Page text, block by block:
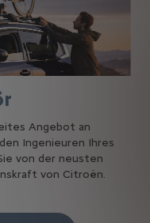
Angebot an
Ingenieuren Ihres
von der neusten
von Citroën.